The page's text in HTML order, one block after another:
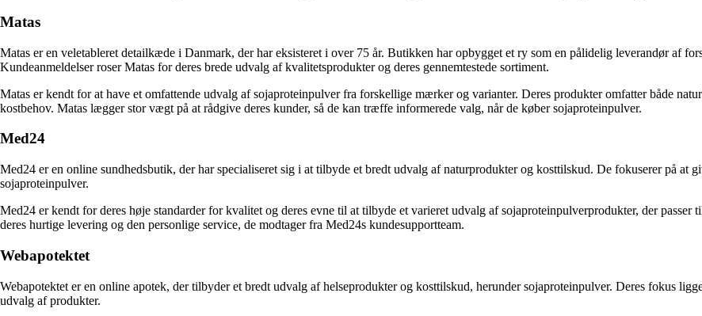
Matas
Matas er en veletableret detailkæde i Danmark, der har eksisteret i over 75 år. Butikken har opbygget et ry som en pålidelig leverandør af
Kundeanmeldelser roser Matas for deres brede udvalg af kvalitetsprodukter og deres gennemtestede sortiment.
Matas er kendt for at have et omfattende udvalg af sojaproteinpulver fra forskellige mærker og varianter. Deres produkter omfatter både
kostbehov. Matas lægger stor vægt på at rådgive deres kunder, så de kan træffe informerede valg, når de køber sojaproteinpulver.
Med24
Med24 er en online sundhedsbutik, der har specialiseret sig i at tilbyde et bredt udvalg af naturprodukter og kosttilskud. De fokuserer på at
sojaproteinpulver.
Med24 er kendt for deres høje standarder for kvalitet og deres evne til at tilbyde et varieret udvalg af sojaproteinpulverprodukter, der
deres hurtige levering og den personlige service, de modtager fra Med24s kundesupportteam.
Webapotektet
Webapotektet er en online apotek, der tilbyder et bredt udvalg af helseprodukter og kosttilskud, herunder sojaproteinpulver. Deres fokus
udvalg af produkter.